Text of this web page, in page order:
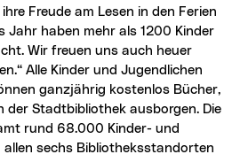
Freude am Lesen in den Ferien
Jahr haben mehr als 1200 Kinder
Wir freuen uns auch heuer
Alle Kinder und Jugendlichen
ganzjährig kostenlos Bücher,
der Stadtbibliothek ausborgen. Die
rund 68.000 Kinder- und
sechs Bibliotheksstandorten